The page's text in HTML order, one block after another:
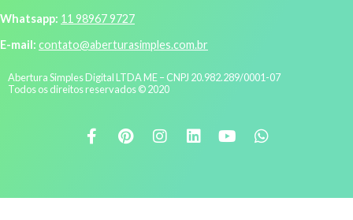
Whatsapp: 11 98967 9727
E-mail: contato@aberturasimples.com.br
Abertura Simples Digital LTDA ME – CNPJ 20.982.289/0001-07
Todos os direitos reservados © 2020